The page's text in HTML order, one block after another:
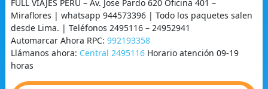
FULL VIAJES PERU – Av. Jose Pardo 620 Oficina 401 –
Miraflores | whatsapp 944573396 | Todo los paquetes salen
desde Lima. | Teléfonos 2495116 – 24952941
Automarcar Ahora RPC: 992193358
Llámanos ahora: Central 2495116Horario atención 09-19
horas